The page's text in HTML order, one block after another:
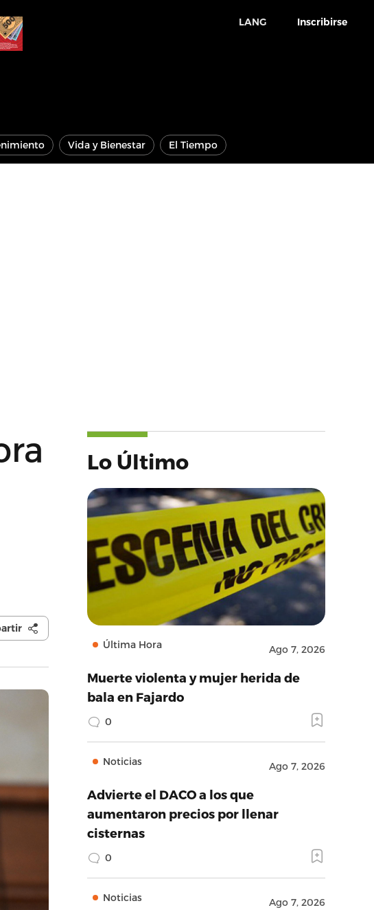
LANG Inscribirse
Vida y Bienestar El Tiempo
Lo Último
Última Hora Ago 7, 2026
Muerte violenta y mujer herida de
bala en Fajardo
0
Noticias Ago 7, 2026
Advierte el DACO a los que
aumentaron precios por llenar
cisternas
0
Noticias Ago 7, 2026